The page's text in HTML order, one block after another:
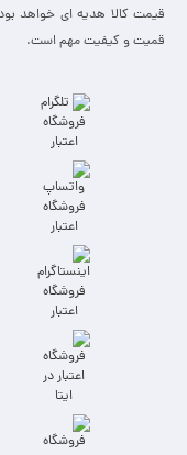
قیمت کالا هدیه ای خواهد بود
قمیت و کیفیت مهم است.